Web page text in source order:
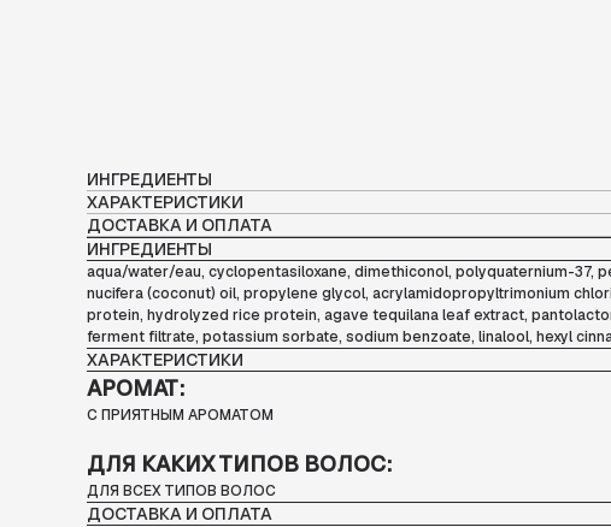
ИНГРЕДИЕНТЫ
ХАРАКТЕРИСТИКИ
ДОСТАВКА И ОПЛАТА
ИНГРЕДИЕНТЫ
aqua/water/eau, cyclopentasiloxane, dimethiconol, polyquaternium-
nucifera (coconut) oil, propylene glycol, acrylamidopropyltrimonium
protein, hydrolyzed rice protein, agave tequilana leaf extract,
ferment filtrate, potassium sorbate, sodium benzoate, linalool, hexyl
ХАРАКТЕРИСТИКИ
АРОМАТ:
С ПРИЯТНЫМ АРОМАТОМ
ДЛЯ КАКИХ ТИПОВ ВОЛОС:
ДЛЯ ВСЕХ ТИПОВ ВОЛОС
ДОСТАВКА И ОПЛАТА